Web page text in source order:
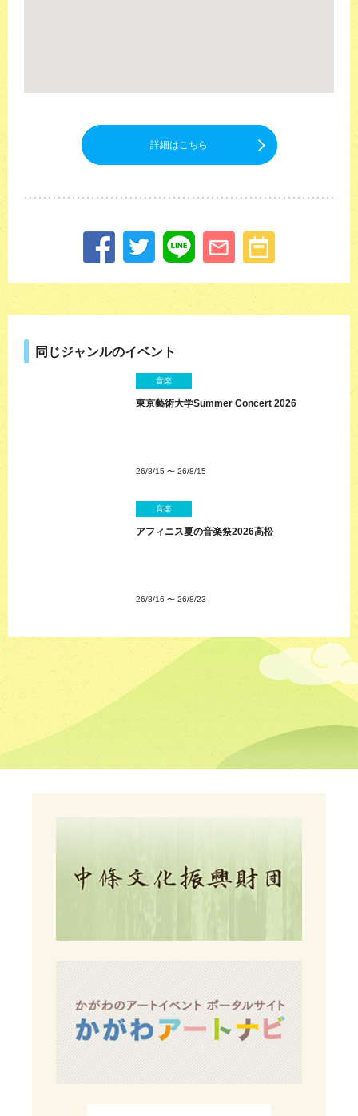
詳細はこちら
同じジャンルのイベント
音楽
東京藝術大学Summer Concert 2026
26/8/15 〜 26/8/15
音楽
アフィニス夏の音楽祭2026高松
26/8/16 〜 26/8/23